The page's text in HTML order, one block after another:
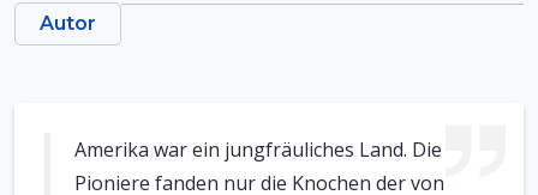
Autor
Amerika war ein jungfräuliches Land. Die
Pioniere fanden nur die Knochen der von